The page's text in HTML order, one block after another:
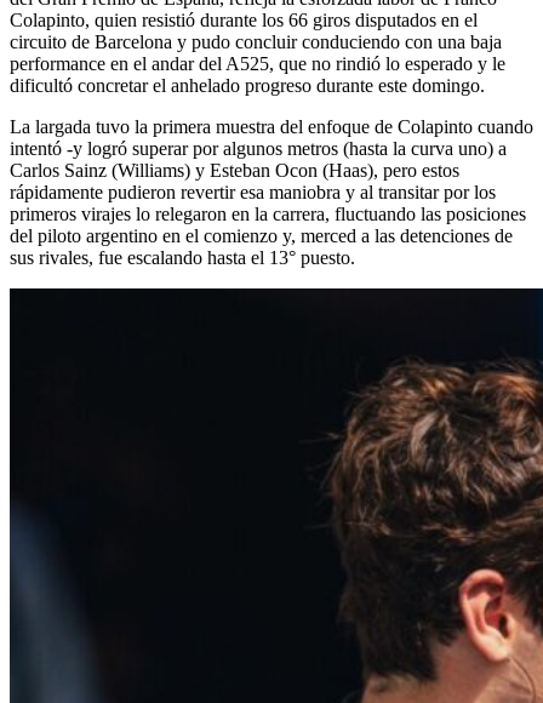
Colapinto, quien resistió durante los 66 giros disputados en el
circuito de Barcelona y pudo concluir conduciendo con una baja
performance en el andar del A525, que no rindió lo esperado y le
dificultó concretar el anhelado progreso durante este domingo.
La largada tuvo la primera muestra del enfoque de Colapinto cuando
intentó -y logró superar por algunos metros (hasta la curva uno) a
Carlos Sainz (Williams) y Esteban Ocon (Haas), pero estos
rápidamente pudieron revertir esa maniobra y al transitar por los
primeros virajes lo relegaron en la carrera, fluctuando las posiciones
del piloto argentino en el comienzo y, merced a las detenciones de
sus rivales, fue escalando hasta el 13° puesto.